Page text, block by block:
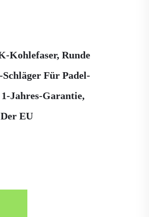
Kohlefaser, Runde
Für Padel-
Jahres-Garantie,
EU